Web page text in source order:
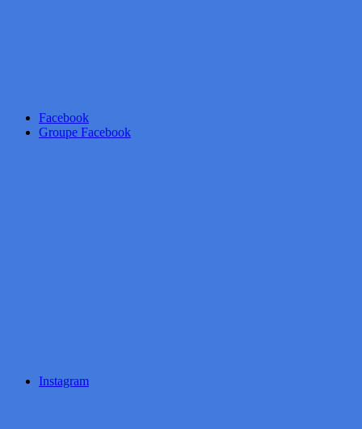
Facebook
Groupe Facebook
Instagram